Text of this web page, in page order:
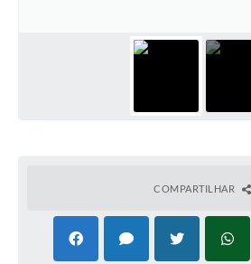
COMPARTILHAR